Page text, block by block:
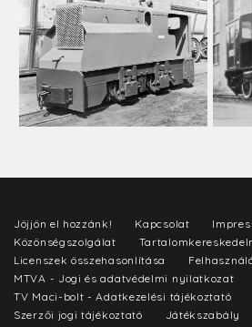
Jöjjön el hozzánk! Kapcsolat
Közönségszolgálat
Licenszek összehasonlítása
MTVA - Jogi és adatvédelmi nyilatkozat
TV Maci-bolt - Adatkezelési tájékoztató
Szerzői jogi tájékoztató
Játékszabály